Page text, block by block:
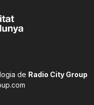
de Radio City Group